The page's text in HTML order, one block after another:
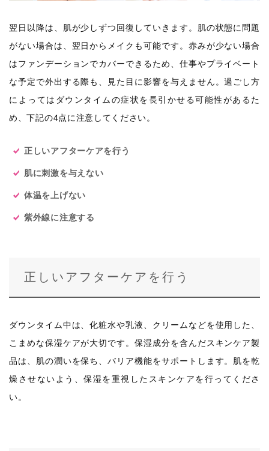
翌日以降は、肌が少しずつ回復していきます。肌の状態に問題
がない場合は、翌日からメイクも可能です。赤みが少ない場合
はファンデーションでカバーできるため、仕事やプライベート
な予定で外出する際も、見た目に影響を与えません。過ごし方
によってはダウンタイムの症状を長引かせる可能性があるた
め、下記の4点に注意してください。
正しいアフターケアを行う
肌に刺激を与えない
体温を上げない
紫外線に注意する
正しいアフターケアを行う
ダウンタイム中は、化粧水や乳液、クリームなどを使用した、
こまめな保湿ケアが大切です。保湿成分を含んだスキンケア製
品は、肌の潤いを保ち、バリア機能をサポートします。肌を乾
燥させないよう、保湿を重視したスキンケアを行ってくださ
い。